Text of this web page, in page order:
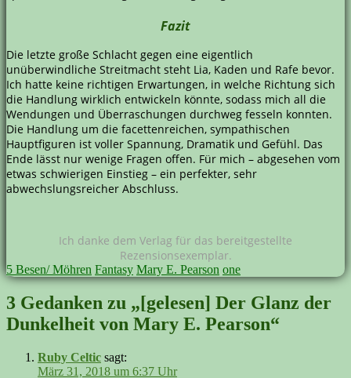
Fazit
Die letzte große Schlacht gegen eine eigentlich
unüberwindliche Streitmacht steht Lia, Kaden und Rafe bevor.
Ich hatte keine richtigen Erwartungen, in welche Richtung sich
die Handlung wirklich entwickeln könnte, sodass mich all die
Wendungen und Überraschungen durchweg fesseln konnten.
Die Handlung um die facettenreichen, sympathischen
Hauptfiguren ist voller Spannung, Dramatik und Gefühl. Das
Ende lässt nur wenige Fragen offen. Für mich – abgesehen vom
etwas schwierigen Einstieg – ein perfekter, sehr
abwechslungsreicher Abschluss.
Ich danke dem Verlag für das bereitgestellte
Rezensionsexemplar.
5 Besen/ Möhren Fantasy Mary E. Pearson one
3 Gedanken zu „[gelesen] Der Glanz der
Dunkelheit von Mary E. Pearson“
Ruby Celtic sagt:
März 31, 2018 um 6:37 Uhr